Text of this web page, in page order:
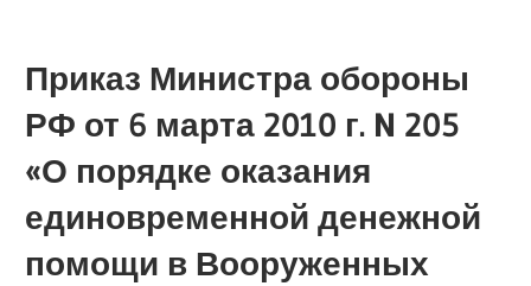
Приказ Министра обороны
РФ от 6 марта 2010 г. N 205
«О порядке оказания
единовременной денежной
помощи в Вооруженных